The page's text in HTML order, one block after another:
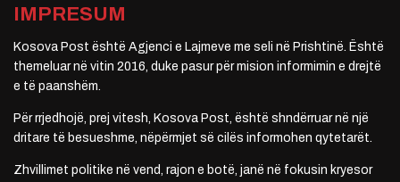
IMPRESUM
Kosova Post është Agjenci e Lajmeve me seli në Prishtinë. Është
themeluar në vitin 2016, duke pasur për mision informimin e drejtë
e të paanshëm.
Për rrjedhojë, prej vitesh, Kosova Post, është shndërruar në një
dritare të besueshme, nëpërmjet së cilës informohen qytetarët.
Zhvillimet politike në vend, rajon e botë, janë në fokusin kryesor